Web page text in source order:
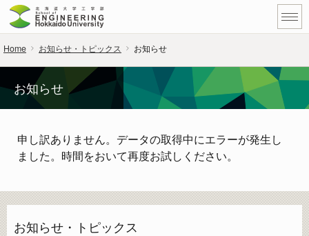
Home お知らせ・トピックス お知らせ
お知らせ
申し訳ありません。データの取得中にエラーが発生し
ました。時間をおいて再度お試しください。
お知らせ・トピックス